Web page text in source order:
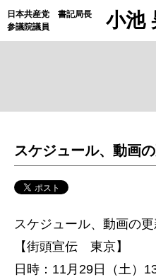
日本共産党 書記局長
参議院議員
小池
スケジュール、動画
スケジュール、動画の更
【街頭宣伝 東京】
日時：11月29日（土）